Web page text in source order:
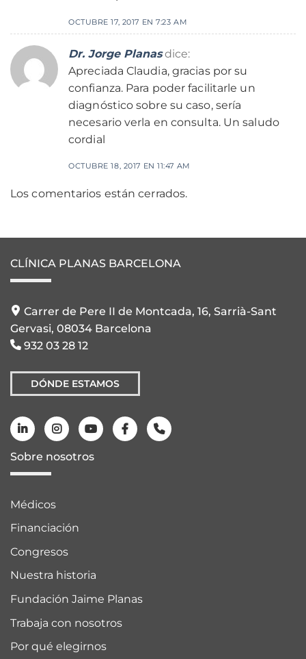
OCTUBRE 17, 2017 EN 7:23 AM
Dr. Jorge Planas dice:
Apreciada Claudia, gracias por su
confianza. Para poder facilitarle un
diagnóstico sobre su caso, sería
necesario verla en consulta. Un saludo
cordial
OCTUBRE 18, 2017 EN 11:47 AM
Los comentarios están cerrados.
CLÍNICA PLANAS BARCELONA
Carrer de Pere II de Montcada, 16, Sarrià-Sant
Gervasi, 08034 Barcelona
932 03 28 12
DÓNDE ESTAMOS
Sobre nosotros
Médicos
Financiación
Congresos
Nuestra historia
Fundación Jaime Planas
Trabaja con nosotros
Por qué elegirnos